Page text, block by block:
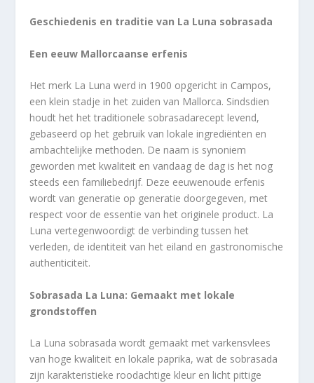
Geschiedenis en traditie van La Luna sobrasada
Een eeuw Mallorcaanse erfenis
Het merk La Luna werd in 1900 opgericht in Campos,
een klein stadje in het zuiden van Mallorca. Sindsdien
houdt het het traditionele sobrasadarecept levend,
gebaseerd op het gebruik van lokale ingrediënten en
ambachtelijke methoden. De naam is synoniem
geworden met kwaliteit en vandaag de dag is het nog
steeds een familiebedrijf. Deze eeuwenoude erfenis
wordt van generatie op generatie doorgegeven, met
respect voor de essentie van het originele product. La
Luna vertegenwoordigt de verbinding tussen het
verleden, de identiteit van het eiland en gastronomische
authenticiteit.
Sobrasada La Luna: Gemaakt met lokale
grondstoffen
La Luna sobrasada wordt gemaakt met varkensvlees
van hoge kwaliteit en lokale paprika, wat de sobrasada
zijn karakteristieke roodachtige kleur en licht pittige